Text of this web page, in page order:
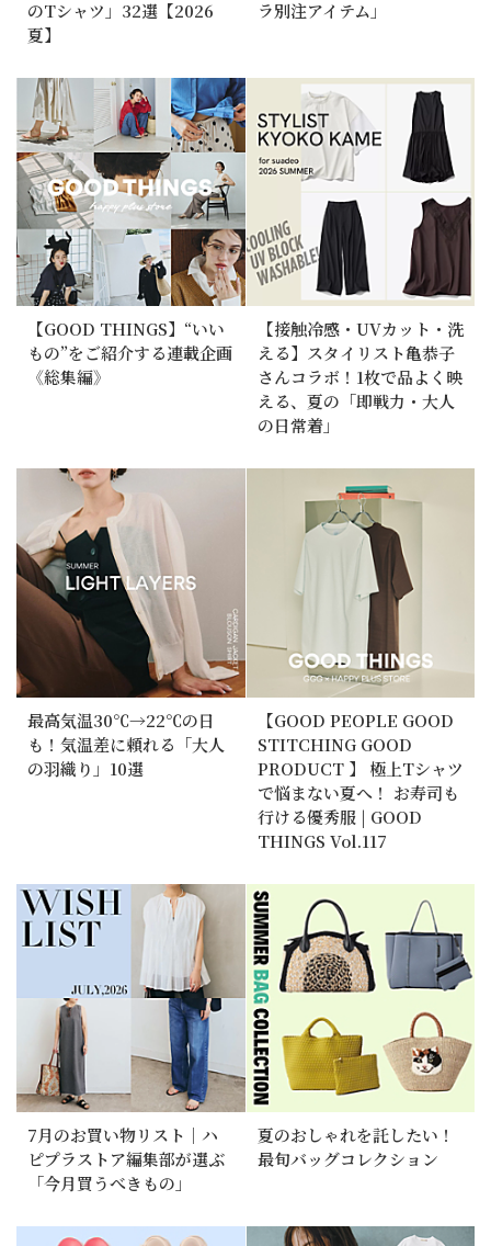
のTシャツ」32選【2026
夏】
ラ別注アイテム」
【GOOD THINGS】“いい
もの”をご紹介する連載企画
《総集編》
【接触冷感・UVカット・洗
える】スタイリスト亀恭子
さんコラボ！1枚で品よく映
える、夏の「即戦力・大人
の日常着」
最高気温30℃→22℃の日
も！気温差に頼れる「大人
の羽織り」10選
【GOOD PEOPLE GOOD
STITCHING GOOD
PRODUCT 】 極上Tシャツ
で悩まない夏へ！ お寿司も
行ける優秀服 | GOOD
THINGS Vol.117
7月のお買い物リスト｜ハ
ピプラストア編集部が選ぶ
「今月買うべきもの」
夏のおしゃれを託したい！
最旬バッグコレクション